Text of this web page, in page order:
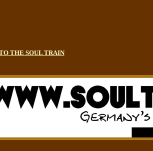
THE SOUL TRAIN